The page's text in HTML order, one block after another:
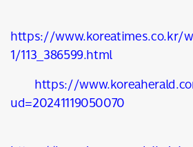
https://www.koreatimes.co.kr/
1/113_386599.html
https://
ud=20241119050070